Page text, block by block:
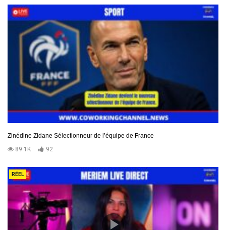
Zinédine Zidane Sélectionneur de l’équipe de France
89.1K
92
RÉEL